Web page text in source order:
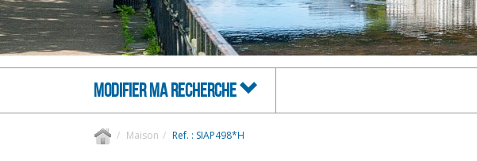
MODIFIER MA RECHERCHE
Maison Ref. : SIAP498*H